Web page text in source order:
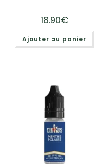
18.90€
Ajouter au panier